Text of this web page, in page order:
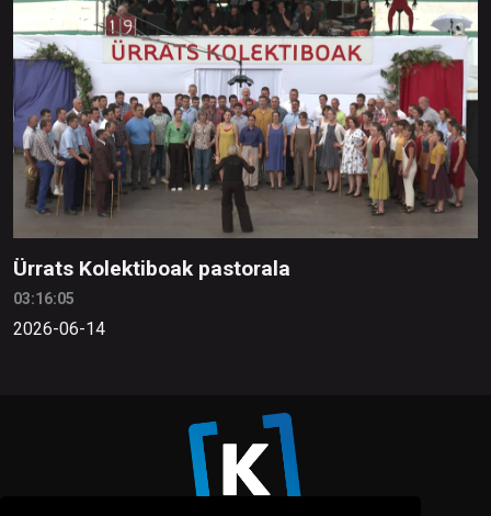
Ürrats Kolektiboak pastorala
03:16:05
2026-06-14